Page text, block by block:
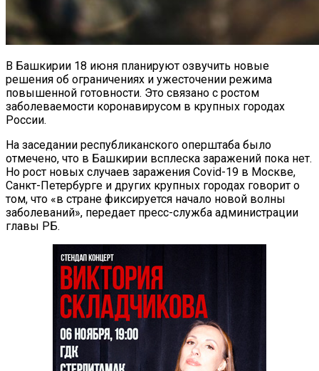
В Башкирии 18 июня планируют озвучить новые
решения об ограничениях и ужесточении режима
повышенной готовности. Это связано с ростом
заболеваемости коронавирусом в крупных городах
России.
На заседании республиканского оперштаба было
отмечено, что в Башкирии всплеска заражений пока нет.
Но рост новых случаев заражения Covid-19 в Москве,
Санкт-Петербурге и других крупных городах говорит о
том, что «в стране фиксируется начало новой волны
заболеваний», передает пресс-служба администрации
главы РБ.